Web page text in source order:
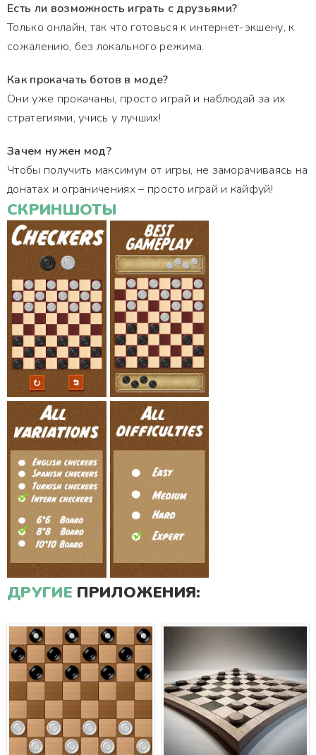
Есть ли возможность играть с друзьями?
Только онлайн, так что готовься к интернет-экшену, к
сожалению, без локального режима.
Как прокачать ботов в моде?
Они уже прокачаны, просто играй и наблюдай за их
стратегиями, учись у лучших!
Зачем нужен мод?
Чтобы получить максимум от игры, не заморачиваясь на
донатах и ограничениях – просто играй и кайфуй!
СКРИНШОТЫ
ДРУГИЕ ПРИЛОЖЕНИЯ: